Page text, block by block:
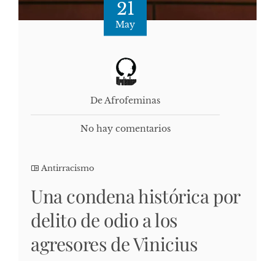
21
May
De Afrofeminas
No hay comentarios
Antirracismo
Una condena histórica por
delito de odio a los
agresores de Vinicius